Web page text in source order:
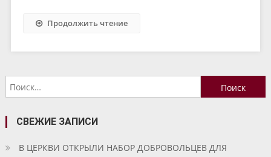
Продолжить чтение
Найти:
СВЕЖИЕ ЗАПИСИ
В ЦЕРКВИ ОТКРЫЛИ НАБОР ДОБРОВОЛЬЦЕВ ДЛЯ